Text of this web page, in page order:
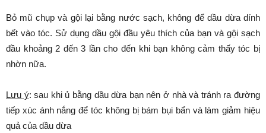
Bỏ mũ chụp và gội lại bằng nước sạch, không để dầu dừa dính
bết vào tóc. Sử dụng dầu gội đầu yêu thích của bạn và gội sạch
đầu khoảng 2 đến 3 lần cho đến khi bạn không cảm thấy tóc bị
nhờn nữa.
Lưu ý: sau khi ủ bằng dầu dừa bạn nên ở nhà và tránh ra đường
tiếp xúc ánh nắng để tóc không bị bám bụi bẩn và làm giảm hiệu
quả của dầu dừa